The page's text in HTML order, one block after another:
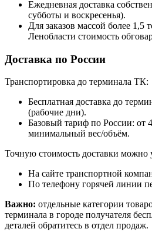
Ежедневная доставка
субботы и воскресенья).
Для заказов массой более 1,5
Ленобласти стоимость
Доставка по России
Транспортировка до терминала ТК:
Бесплатная доставка до
(рабочие дни).
Базовый тариф по России: от
минимальный вес/объём.
Точную стоимость доставки можно
На сайте транспортной
По телефону горячей линии
Важно: отдельные категории
терминала в городе получателя
деталей обратитесь в отдел продаж.